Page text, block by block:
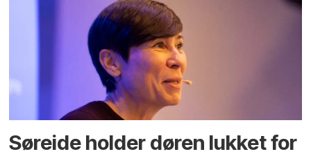
Søreide holder døren lukket for